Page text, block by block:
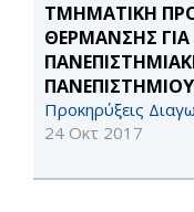
ΤΜΗΜΑΤΙΚΗ
ΘΕΡΜΑΝΣΗΣ ΓΙΑ
ΠΑΝΕΠΙΣΤΗΜΙΟΥ
Προκηρύξεις
24 Οκτ 2017